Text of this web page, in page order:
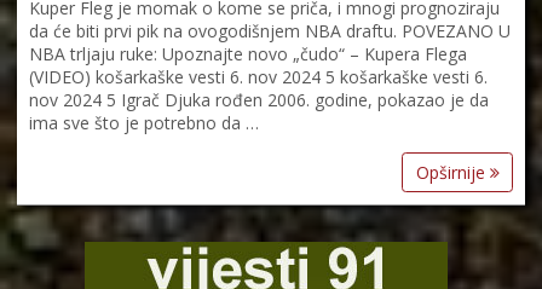
Kuper Fleg je momak o kome se priča, i mnogi prognoziraju
da će biti prvi pik na ovogodišnjem NBA draftu. POVEZANO U
NBA trljaju ruke: Upoznajte novo „čudo“ – Kupera Flega
(VIDEO) košarkaške vesti 6. nov 2024 5 košarkaške vesti 6.
nov 2024 5 Igrač Djuka rođen 2006. godine, pokazao je da
ima sve što je potrebno da …
Opširnije